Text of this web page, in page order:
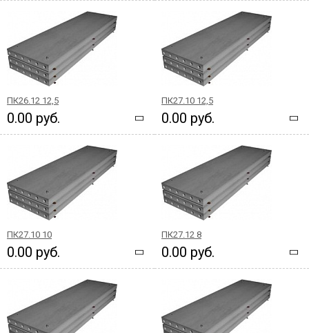
ПК26.12 12,5
0.00 руб.
ПК27.10 12,5
0.00 руб.
ПК27.10 10
0.00 руб.
ПК27.12 8
0.00 руб.